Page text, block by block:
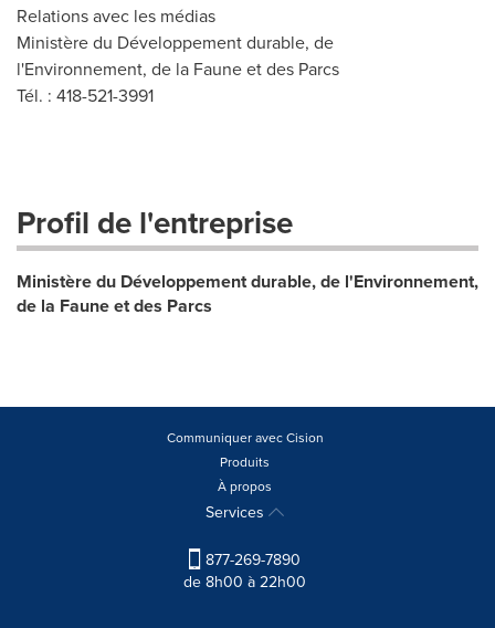
Relations avec les médias
Ministère du Développement durable, de
l'Environnement, de la Faune et des Parcs
Tél. : 418-521-3991
Profil de l'entreprise
Ministère du Développement durable, de l'Environnement,
de la Faune et des Parcs
Communiquer avec Cision
Produits
À propos
Services
877-269-7890
de 8h00 à 22h00